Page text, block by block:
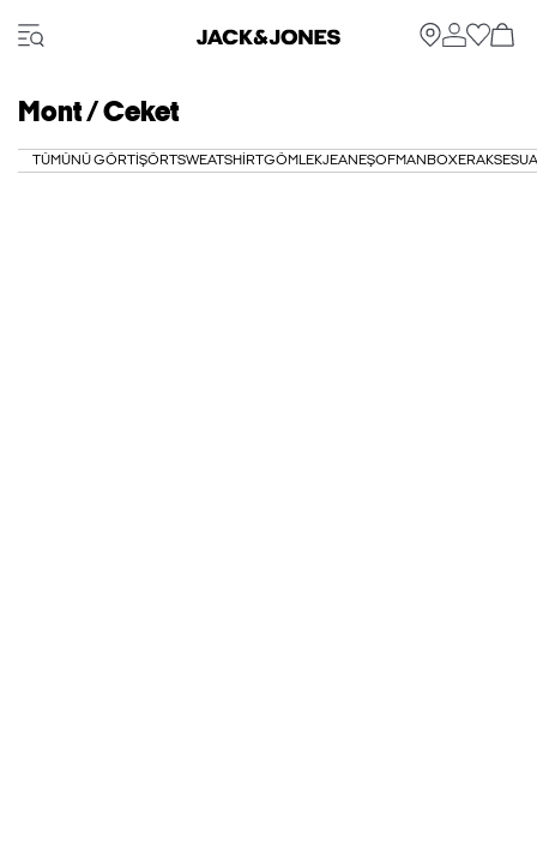
Mont / Ceket
TÜMÜNÜ GÖRTIŞÖRTSWEATSHIRTGÖMLEKJEAN EŞOFMAN BOXER